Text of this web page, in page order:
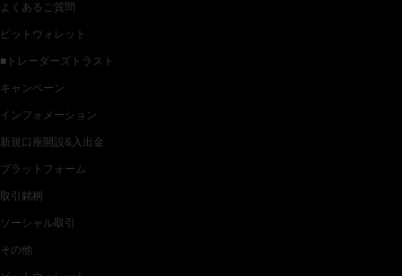
よくあるご質問
ビットウォレット
■トレーダーズトラスト
キャンペーン
インフォメーション
新規口座開設&入出金
プラットフォーム
取引銘柄
ソーシャル取引
その他